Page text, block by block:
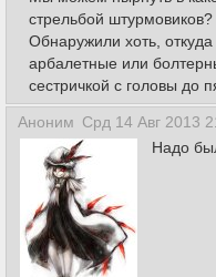
стрельбой
Обнаружили хоть,
арбалетные или
сестричкой с головы до
Аноним Срд 14 Авг 2013
Надо